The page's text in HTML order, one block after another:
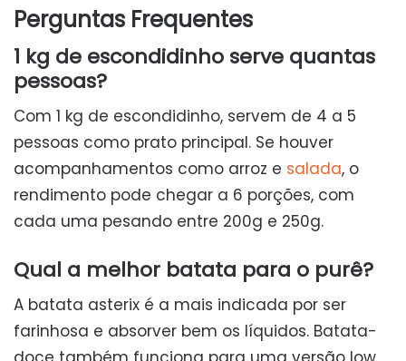
Perguntas Frequentes
1 kg de escondidinho serve quantas
pessoas?
Com 1 kg de escondidinho, servem de 4 a 5
pessoas como prato principal. Se houver
acompanhamentos como arroz e salada, o
rendimento pode chegar a 6 porções, com
cada uma pesando entre 200g e 250g.
Qual a melhor batata para o purê?
A batata asterix é a mais indicada por ser
farinhosa e absorver bem os líquidos. Batata-